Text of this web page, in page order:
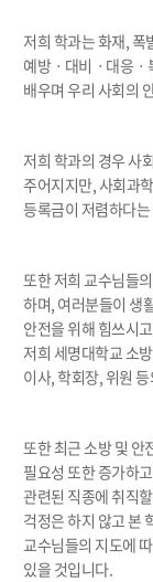
저희 학과는 화재, 폭
예방ㆍ대비ㆍ대응ㆍ
배우며 우리 사회의
저희 학과의 경우 사
주어지지만, 사회과
등록금이 저렴하다
또한 저희 교수님들
하며, 여러분들이 생
안전을 위해 힘쓰시
저희 세명대학교 소
이사, 학회장, 위원
또한 최근 소방 및 안
필요성 또한 증가하
관련된 직종에 취직
걱정은 하지 않고 본
교수님들의 지도에
있을 것입니다.